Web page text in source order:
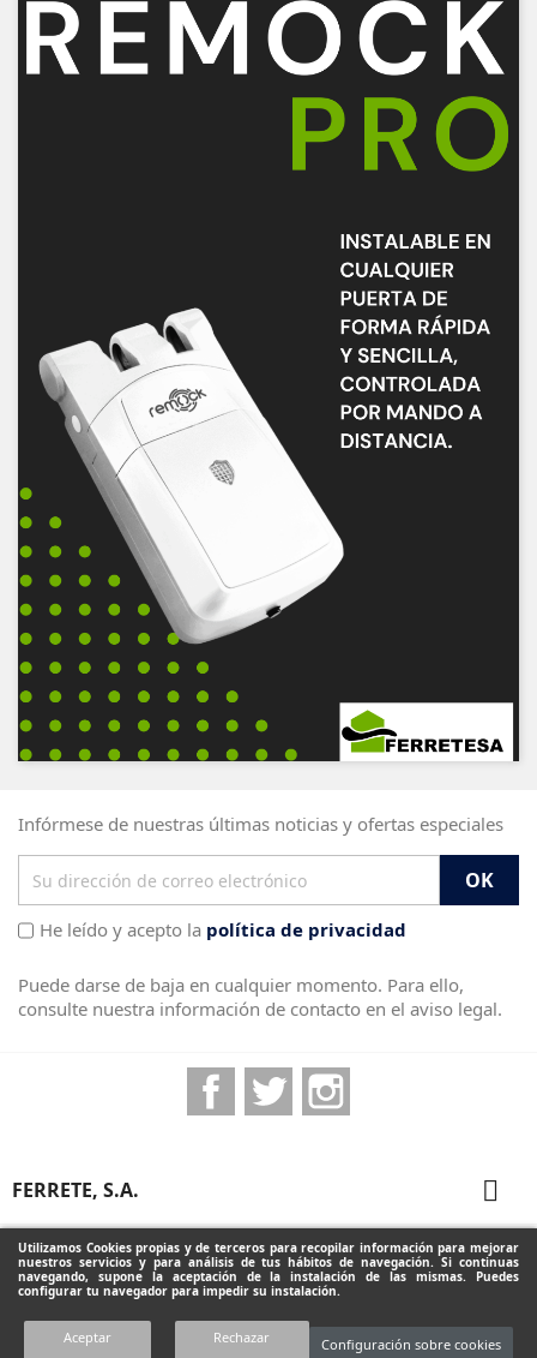
Utilizamos Cookies propias y de terceros para recopilar información para mejorar
nuestros servicios y para análisis de tus hábitos de navegación. Si continuas
navegando, supone la aceptación de la instalación de las mismas. Puedes
configurar tu navegador para impedir su instalación.
Aceptar Rechazar Configuración sobre cookies
Infórmese de nuestras últimas noticias y ofertas especiales
He leído y acepto la política de privacidad
Puede darse de baja en cualquier momento. Para ello,
consulte nuestra información de contacto en el aviso legal.
FacebookTwitter
FERRETE, S.A. 
PRODUCTOS 
Diseñado por Programación Integral S.A.